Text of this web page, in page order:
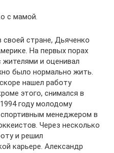
с мамой.
своей стране, Дьяченко
На первых порах
и оценивал
было нормально жить.
нашел работу
этого, снимался в
году молодому
менеджером в
Через несколько
и решил
карьере. Александр